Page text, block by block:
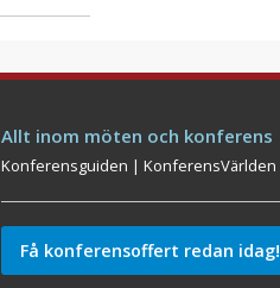
Allt inom möten och konferens
Konferensguiden |KonferensVärlden
Få konferensoffert redan idag!